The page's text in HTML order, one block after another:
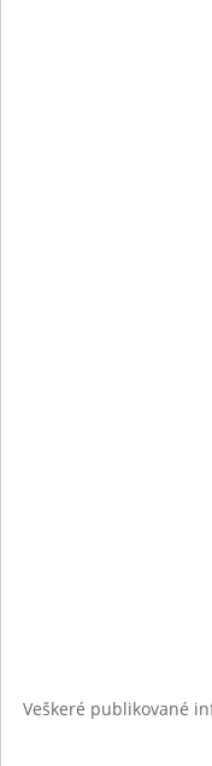
Veškeré publikované